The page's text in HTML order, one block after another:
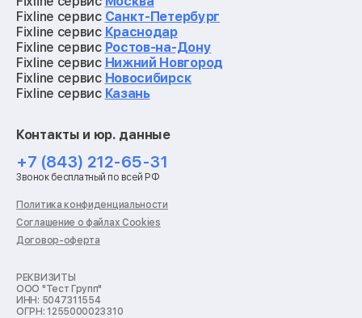
Ремонт электросамокатов
Ремонт материнских плат
Ремонт видеокарт
Ремонт кофемашин
Ремонт vr систем
Ремонт игровых приставок
Ремонт роботов-пылесосов
Ремонт холодильников
Ремонт стиральных машин
Ремонт пылесосов
Ремонт варочных панелей
Ремонт духовых шкафов
Ремонт кондиционеров
Ремонт кухонных комбайнов
Ремонт морозильных камер
Ремонт отпаривателей
Ремонт плоттеров
Fixline сервис Санкт-Петербург
Fixline сервис Краснодар
Fixline сервис Ростов-на-Дону
Fixline сервис Нижний Новгород
Fixline сервис Новосибирск
Fixline сервис Казань
Контакты и юр. данные
+7 (843) 212-65-31
Звонок бесплатный по всей РФ
Политика конфиденциальности
Соглашение о файлах Cookies
Договор-оферта
РЕКВИЗИТЫ
ООО "Тест Групп"
ИНН: 5047311554
ОГРН: 1255000023310